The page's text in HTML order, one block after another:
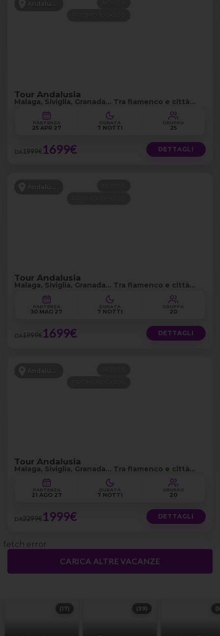
Andalusia
Tour Andalusia
Malaga, Siviglia, Granada... Tra flamenco e città
storiche
PARTENZA
25 APR 27
DURATA
7 NOTTI
GRUPPO
25
DA1999€1699€ DETTAGLI
Andalusia
Tour Andalusia
Malaga, Siviglia, Granada... Tra flamenco e città
storiche
PARTENZA
30 MAG 27
DURATA
7 NOTTI
GRUPPO
20
DA1999€1699€ DETTAGLI
Andalusia
Tour Andalusia
Malaga, Siviglia, Granada... Tra flamenco e città
storiche
PARTENZA
21 AGO 27
DURATA
7 NOTTI
GRUPPO
20
DA2299€1999€ DETTAGLI
fetch error
CARICA ALTRE VACANZE
(17) (29)